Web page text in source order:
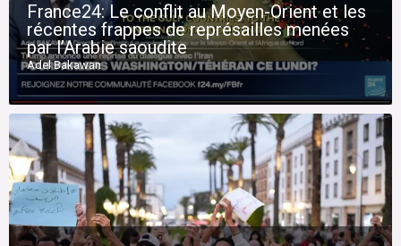
France24: Le conflit au Moyen-Orient et les
récentes frappes de représailles menées
par l’Arabie saoudite
Adel Bakawan